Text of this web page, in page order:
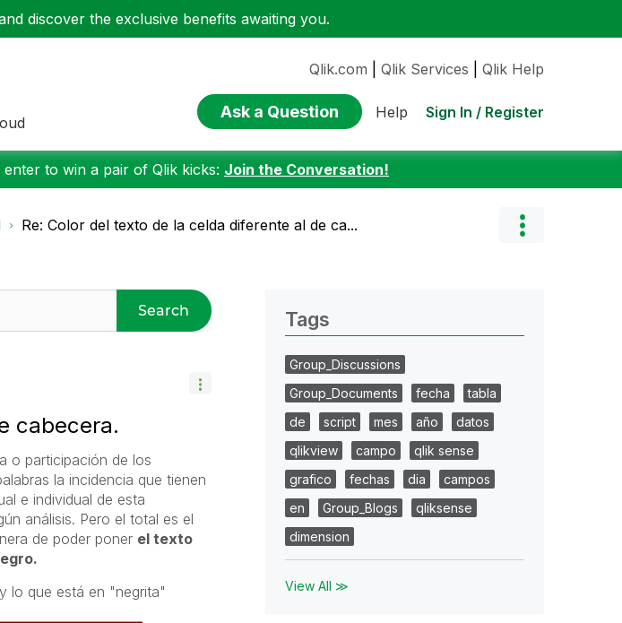
discover the exclusive benefits awaiting you.
Qlik.com Qlik Services Qlik Help
Ask a Question Help Sign In / Register
to win a pair of Qlik kicks: Join the Conversation!
Re: Color del texto de la celda diferente al de ca...
Search
cabecera.
o participación de los
la incidencia que tienen
e individual de esta
análisis. Pero el total es el
de poder poner el texto
lo que está en "negrita"
Tags
Group_Discussions
Group_Documents
fecha
tabla
de
script mes año
datos
qlikview
campo
qlik sense
grafico
fechas dia
campos
en
Group_Blogs
qliksense
dimension
View All ≫